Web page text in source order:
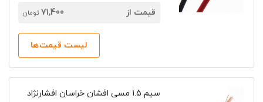
قیمت از 71,400 تومان
لیست قیمت‌ها
سیم 1.5 مسی افشان خراسان افشارنژاد